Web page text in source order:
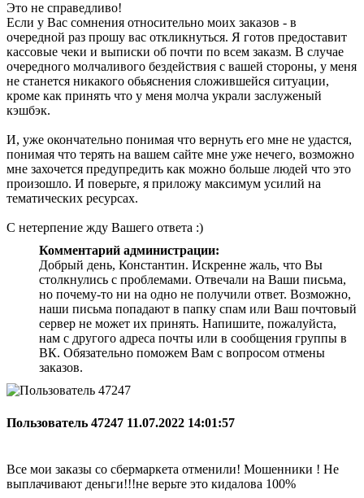
Это не справедливо!
Если у Вас сомнения относительно моих заказов - в
очередной раз прошу вас откликнуться. Я готов предоставит
кассовые чеки и выписки об почти по всем заказм. В случае
очередного молчаливого бездействия с вашей стороны, у меня
не станется никакого обьяснения сложившейся ситуации,
кроме как принять что у меня молча украли заслуженый
кэшбэк.
И, уже окончательно понимая что вернуть его мне не удастся,
понимая что терять на вашем сайте мне уже нечего, возможно
мне захочется предупредить как можно больше людей что это
произошло. И поверьте, я приложу максимум усилий на
тематических ресурсах.
С нетерпение жду Вашего ответа :)
Комментарий администрации:
Добрый день, Константин. Искренне жаль, что Вы
столкнулись с проблемами. Отвечали на Ваши письма,
но почему-то ни на одно не получили ответ. Возможно,
наши письма попадают в папку спам или Ваш почтовый
сервер не может их принять. Напишите, пожалуйста,
нам с другого адреса почты или в сообщения группы в
ВК. Обязательно поможем Вам с вопросом отмены
заказов.
Пользователь 47247 11.07.2022 14:01:57
Все мои заказы со сбермаркета отменили! Мошенники ! Не
выплачивают деньги!!!не верьте это кидалова 100%